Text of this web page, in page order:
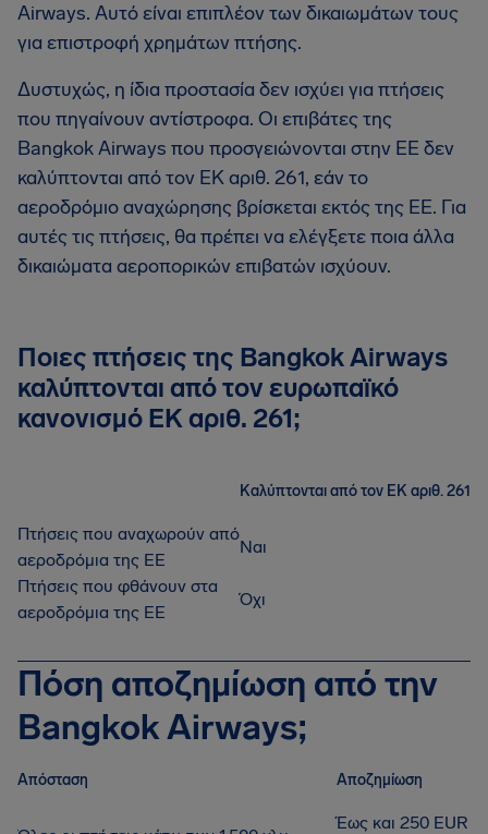
Airways. Αυτό είναι επιπλέον των δικαιωμάτων τους
για επιστροφή χρημάτων πτήσης.
Δυστυχώς, η ίδια προστασία δεν ισχύει για πτήσεις
που πηγαίνουν αντίστροφα. Οι επιβάτες της
Bangkok Airways που προσγειώνονται στην ΕΕ δεν
καλύπτονται από τον ΕΚ αριθ. 261, εάν το
αεροδρόμιο αναχώρησης βρίσκεται εκτός της ΕΕ. Για
αυτές τις πτήσεις, θα πρέπει να ελέγξετε ποια άλλα
δικαιώματα αεροπορικών επιβατών ισχύουν.
Ποιες πτήσεις της Bangkok Airways
καλύπτονται από τον ευρωπαϊκό
κανονισμό ΕΚ αριθ. 261;
Καλύπτονται από τον ΕΚ αριθ. 261
Πτήσεις που αναχωρούν από
αεροδρόμια της ΕΕ
Ναι
Πτήσεις που φθάνουν στα
αεροδρόμια της ΕΕ
Όχι
Πόση αποζημίωση από την
Bangkok Airways;
Απόσταση Αποζημίωση
Έως και 250 EUR